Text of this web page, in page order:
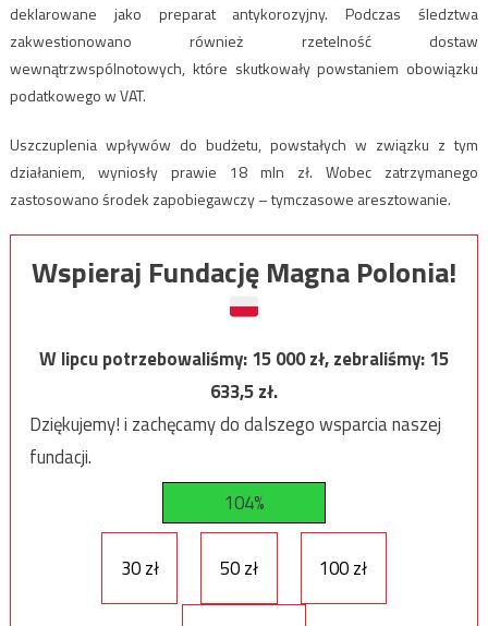
deklarowane jako preparat antykorozyjny. Podczas śledztwa
zakwestionowano również rzetelność dostaw
wewnątrzwspólnotowych, które skutkowały powstaniem obowiązku
podatkowego w VAT.
Uszczuplenia wpływów do budżetu, powstałych w związku z tym
działaniem, wyniosły prawie 18 mln zł. Wobec zatrzymanego
zastosowano środek zapobiegawczy – tymczasowe aresztowanie.
Wspieraj Fundację Magna Polonia!
W lipcu potrzebowaliśmy:15 000zł, zebraliśmy:15
633,5zł.
Dziękujemy! i zachęcamy do dalszego wsparcia naszej
fundacji.
104%
30 zł 50 zł 100 zł